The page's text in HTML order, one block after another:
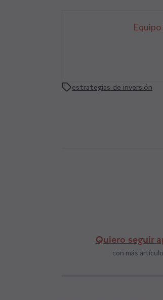
Equipo
estrategias de inversión
Quiero seguir
con más